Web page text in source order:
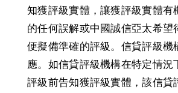
知獲評級實體，讓獲評級實體有
的任何誤解或中國誠信亞太希
便擬備準確的評級。信貸評級機
應。如信貸評級機構在特定情
評級前告知獲評級實體，該信貸